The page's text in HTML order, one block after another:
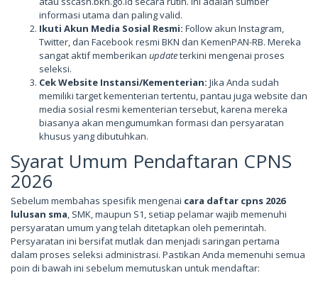
informasi utama dan paling valid.
Ikuti Akun Media Sosial Resmi: Follow akun Instagram,
Twitter, dan Facebook resmi BKN dan KemenPAN-RB. Mereka
sangat aktif memberikan updateterkini mengenai proses
seleksi.
Cek Website Instansi/Kementerian: Jika Anda sudah
memiliki target kementerian tertentu, pantau juga website dan
media sosial resmi kementerian tersebut, karena mereka
biasanya akan mengumumkan formasi dan persyaratan
khusus yang dibutuhkan.
Syarat Umum Pendaftaran CPNS
2026
Sebelum membahas spesifik mengenai cara daftar cpns 2026
lulusan sma, SMK, maupun S1, setiap pelamar wajib memenuhi
persyaratan umum yang telah ditetapkan oleh pemerintah.
Persyaratan ini bersifat mutlak dan menjadi saringan pertama
dalam proses seleksi administrasi. Pastikan Anda memenuhi semua
poin di bawah ini sebelum memutuskan untuk mendaftar: